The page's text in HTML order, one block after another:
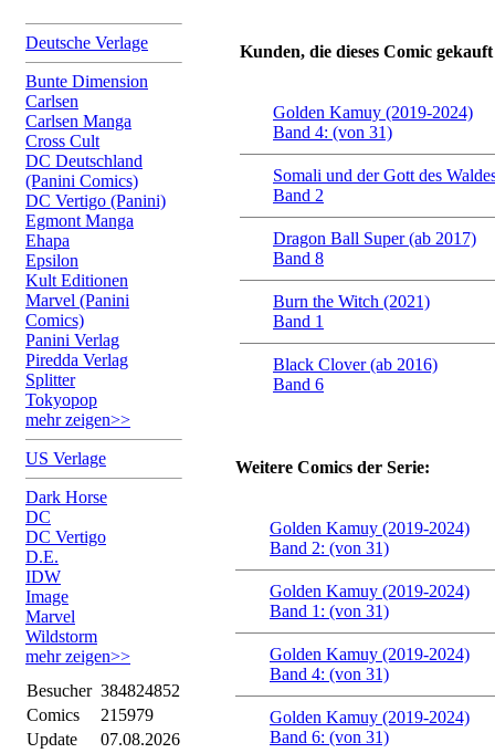
Deutsche Verlage
Bunte Dimension
Carlsen
Carlsen Manga
Cross Cult
DC Deutschland
(Panini Comics)
DC Vertigo (Panini)
Egmont Manga
Ehapa
Epsilon
Kult Editionen
Marvel (Panini
Comics)
Panini Verlag
Piredda Verlag
Splitter
Tokyopop
mehr zeigen>>
US Verlage
Dark Horse
DC
DC Vertigo
D.E.
IDW
Image
Marvel
Wildstorm
mehr zeigen>>
Besucher 384824852
Comics
215979
Update
07.08.2026
Kunden, die dieses Comic
Golden Kamuy (2019-2024)
Band 4: (von 31)
Somali und der Gott des
Band 2
Dragon Ball Super (ab 2017)
Band 8
Burn the Witch (2021)
Band 1
Black Clover (ab 2016)
Band 6
Weitere Comics der Serie:
Golden Kamuy (2019-2024)
Band 2: (von 31)
Golden Kamuy (2019-2024)
Band 1: (von 31)
Golden Kamuy (2019-2024)
Band 4: (von 31)
Golden Kamuy (2019-2024)
Band 6: (von 31)